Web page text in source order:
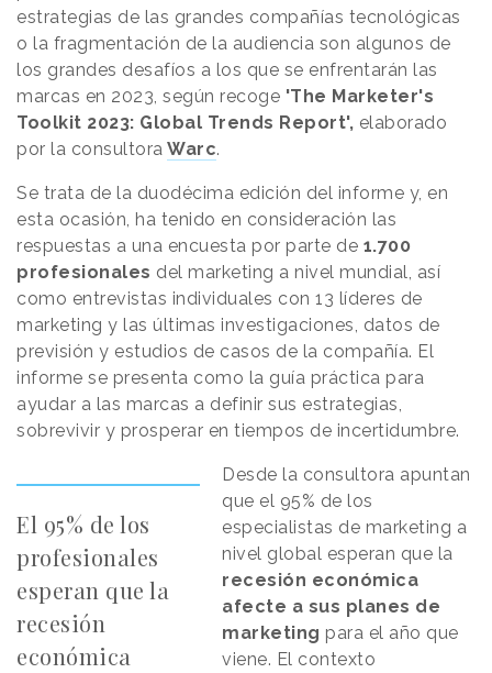
estrategias de las grandes compañías tecnológicas
o la fragmentación de la audiencia son algunos de
los grandes desafíos a los que se enfrentarán las
marcas en 2023, según recoge 'The Marketer's
Toolkit 2023: Global Trends Report', elaborado
por la consultora Warc.
Se trata de la duodécima edición del informe y, en
esta ocasión, ha tenido en consideración las
respuestas a una encuesta por parte de 1.700
profesionales del marketing a nivel mundial, así
como entrevistas individuales con 13 líderes de
marketing y las últimas investigaciones, datos de
previsión y estudios de casos de la compañía. El
informe se presenta como la guía práctica para
ayudar a las marcas a definir sus estrategias,
sobrevivir y prosperar en tiempos de incertidumbre.
El 95% de los
profesionales
esperan que la
recesión
económica
Desde la consultora apuntan
que el 95% de los
especialistas de marketing a
nivel global esperan que la
recesión económica
afecte a sus planes de
marketing para el año que
viene. El contexto